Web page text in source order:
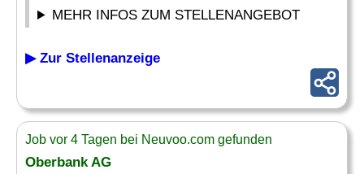
MEHR INFOS ZUM STELLENANGEBOT
▶ Zur Stellenanzeige
Job vor 4 Tagen bei Neuvoo.com gefunden
Oberbank AG